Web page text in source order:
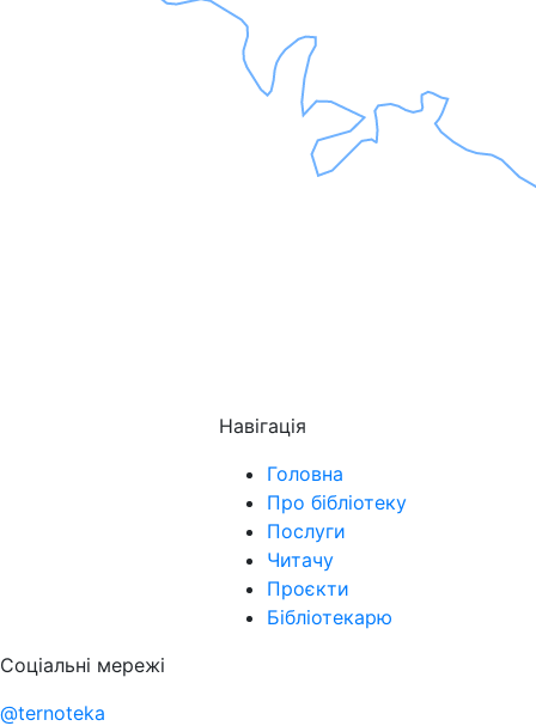
Навігація
Головна
Про бібліотеку
Послуги
Читачу
Проєкти
Бібліотекарю
Соціальні мережі
@ternoteka